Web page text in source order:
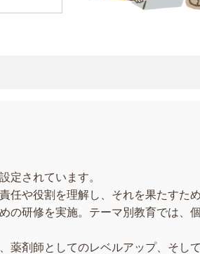
定されています。
任や役割を理解し、それを果たすた
の研修を実施。テーマ別教育では、
薬剤師としてのレベルアップ、そし